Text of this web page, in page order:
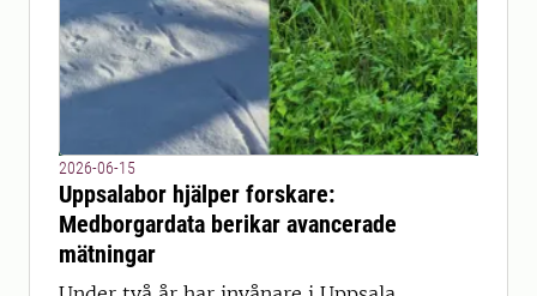
2026-06-15
Uppsalabor hjälper forskare:
Medborgardata berikar avancerade
mätningar